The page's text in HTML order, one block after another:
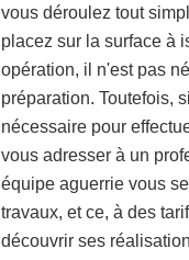
vous déroulez tout
placez sur la surface à
opération, il n'est pas
préparation. Toutefois,
nécessaire pour
vous adresser à un
équipe aguerrie vous
travaux, et ce, à des
découvrir ses